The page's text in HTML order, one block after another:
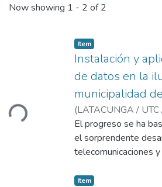
Now showing 1 - 2 of 2
Item
Instalación y
de datos en la
municipalidad
(LATACUNGA /
Chacón, Luis ;Mullo,
El progreso se ha
el sorprendente
telecomunicaciones
cuyos efectos y
Item